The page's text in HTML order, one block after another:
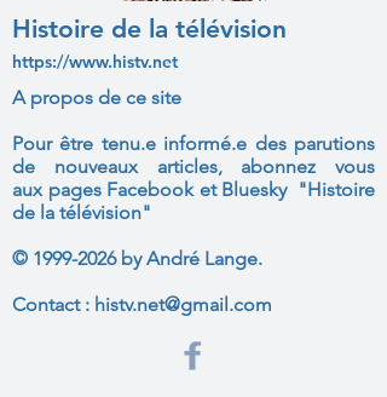
Histoire de la télévision
https://www.histv.net
A propos de ce site
Pour être tenu.e informé.e des parutions
de nouveaux articles, abonnez vous
aux pages Facebook et Bluesky "Histoire
de la télévision"
© 1999-2026by André Lange.
Contact : histv.net@gmail.com